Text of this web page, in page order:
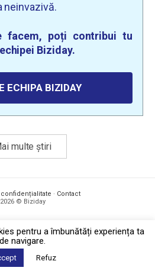
neinvazivă.
facem, poți contribui tu
Biziday.
ECHIPA BIZIDAY
multe știri
· Contact
2026 © Biziday
pentru a îmbunătăți experiența ta
de navigare.
Refuz